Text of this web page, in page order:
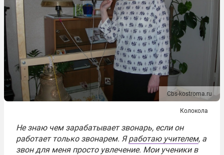
Cbs-kostroma.ru
Колокола
Не знаю чем зарабатывает звонарь, если он
работает только звонарем. Яработаю учителем, а
звон для меня просто увлечение. Мои ученики в